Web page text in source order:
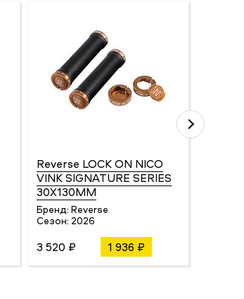
Reverse LOCK ON NICO
VINK SIGNATURE SERIES
30X130MM
Бренд: Reverse
Сезон: 2026
3 520 ₽ 1 936 ₽